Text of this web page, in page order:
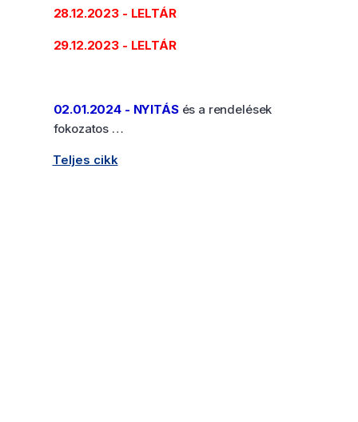
28.12.2023 - LELTÁR
29.12.2023 - LELTÁR
02.01.2024 - NYITÁSés a rendelések
fokozatos …
Teljes cikk